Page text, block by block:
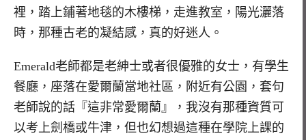
裡，踏上鋪著地毯的木樓梯，走進教室，陽光灑落
時，那種古老的凝結感，真的好迷人。
Emerald老師都是老紳士或者很優雅的女士，有學生
餐廳，座落在愛爾蘭當地社區，附近有公園，套句
老師說的話『這非常愛爾蘭』，我沒有那種資質可
以考上劍橋或牛津，但也幻想過這種在學院上課的